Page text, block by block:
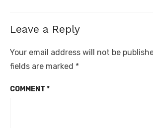
Leave a Reply
Your email address will not be
fields are marked *
COMMENT *